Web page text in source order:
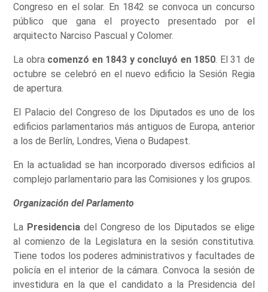
Congreso en el solar. En 1842 se convoca un concurso
público que gana el proyecto presentado por el
arquitecto Narciso Pascual y Colomer.
La obra comenzó en 1843 y concluyó en 1850 . El 31 de
octubre se celebró en el nuevo edificio la Sesión Regia
de apertura.
El Palacio del Congreso de los Diputados es uno de los
edificios parlamentarios más antiguos de Europa, anterior
a los de Berlín, Londres, Viena o Budapest.
En la actualidad se han incorporado diversos edificios al
complejo parlamentario para las Comisiones y los grupos.
Organización del Parlamento
La Presidencia del Congreso de los Diputados se elige
al comienzo de la Legislatura en la sesión constitutiva.
Tiene todos los poderes administrativos y facultades de
policía en el interior de la cámara. Convoca la sesión de
investidura en la que el candidato a la Presidencia del